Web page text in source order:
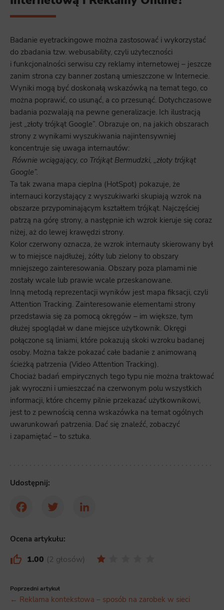
Badanie eyetrackingowe można zastosować i wykorzystać
do zbadania tzw. webusability, czyli użyteczności
i funkcjonalności serwisu czy reklamy internetowej – jeszcze
zanim strona czy banner zostaną umieszczone w Internecie.
Wyniki mogą być doskonałą wskazówką na temat tego, co
można poprawić, co usunąć, a co przesunąć. Dotychczasowe
badania pozwalają na pewne generalizacje. Ich ilustracją
jest „złoty trójkąt Google”. Obrazuje on, na jakich obszarach
strony z wynikami wyszukiwania najintensywniej
koncentruje się uwaga internautów:
Równie wciągający, co Trójkąt Bermudzki, „złoty trójkąt
Google”.
Ta tak zwana mapa cieplna (HotSpot) pokazuje, że
internauci korzystający z wyszukiwarki skupiają wzrok na
obszarze przypominającym kształtem trójkąt. Najczęściej
patrzą na górę strony, a następnie ich wzrok kieruje się coraz
niżej, aż do lewej krawędzi strony.
Kolor czerwony oznacza, że wzrok internauty skierowany był
w to miejsce najdłużej, żółty lub zielony to obszary
mniejszego zainteresowania. Obszary poza plamami nie
zostały wcale lub prawie wcale przeskanowane.
Inną metodą reprezentacji wyników jest mapa fiksacji, czyli
Attention Tracking. Zainteresowanie elementami strony
przedstawia się za pomocą okręgów – im większe, tym
dłużej spoglądał w dane miejsce użytkownik. Okręgi
połączone są liniami, które pokazują skoki wzroku badanej
osoby. Można także pokazać całe badanie z animowaną
ścieżką patrzenia (Video Attention Tracking).
Chociaż badań empirycznych tego typu nie można traktować
jak wyroczni i umieszczać na czerwonym polu wszystkich
informacji, które chcemy pilnie przekazać użytkownikowi,
jest to z pewnością cenna wskazówka na temat ogólnych
uwarunkowań patrzenia. Dać się znaleźć, zobaczyć
i zapamiętać – to sztuka.
Udostępnij:
FacebookTwitter LinkedIn
Ocena artykułu:
1.00 2 głosów
Poprzedni artykuł
← Reklama kontekstowa – sposób na zarobek w sieci